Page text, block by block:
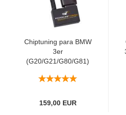
Chiptuning para BMW
3er
(G20/G21/G80/G81)
159,00 EUR